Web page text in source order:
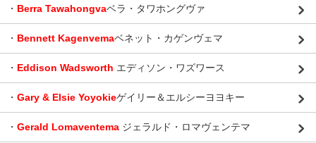
・ Berra Tawahongvaベラ・タワホングヴァ
・ Bennett Kagenvemaベネット・カゲンヴェマ
・ Eddison Wadsworth エディソン・ワズワース
・ Gary & Elsie Yoyokieゲイリー＆エルシーヨヨキー
・ Gerald Lomaventema ジェラルド・ロマヴェンテマ